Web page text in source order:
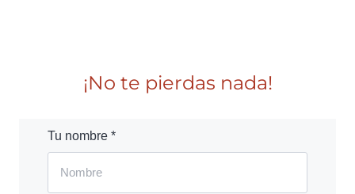
¡No te pierdas nada!
Tu nombre *